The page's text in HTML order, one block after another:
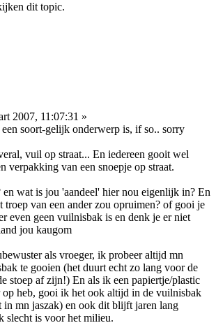
dit topic.
2007, 11:07:31 »
soort-gelijk onderwerp is, if so.. sorry
vuil op straat... En iedereen gooit wel
verpakking van een snoepje op straat.
wat is jou 'aandeel' hier nou eigenlijk in? En
troep van een ander zou opruimen? of gooi je
even geen vuilnisbak is en denk je er niet
jou kaugom
als vroeger, ik probeer altijd mn
te gooien (het duurt echt zo lang voor de
stoep af zijn!) En als ik een papiertje/plastic
op heb, gooi ik het ook altijd in de vuilnisbak
in mn jaszak) en ook dit blijft jaren lang
slecht is voor het milieu.